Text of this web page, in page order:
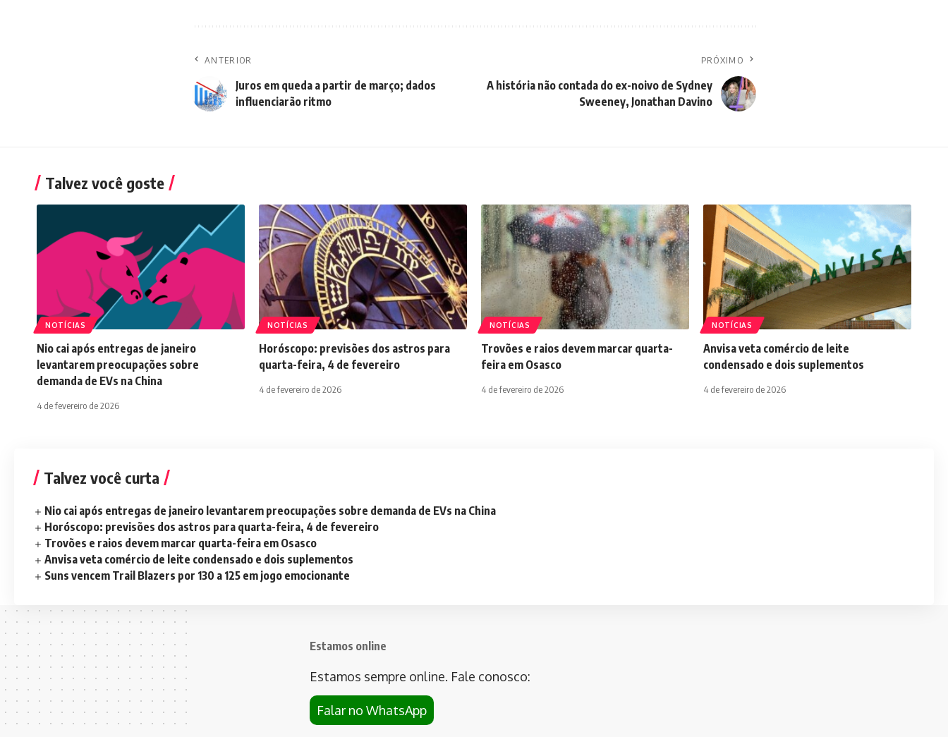
ANTERIOR
Juros em queda a partir de março; dados
influenciarão ritmo
PRÓXIMO
A história não contada do ex-noivo de Sydney
Sweeney, Jonathan Davino
Talvez você goste
NOTÍCIAS
Nio cai após entregas de janeiro
levantarem preocupações sobre
demanda de EVs na China
4 de fevereiro de 2026
NOTÍCIAS
Horóscopo: previsões dos astros para
quarta-feira, 4 de fevereiro
4 de fevereiro de 2026
NOTÍCIAS
Trovões e raios devem marcar quarta-
feira em Osasco
4 de fevereiro de 2026
NOTÍCIAS
Anvisa veta comércio de leite
condensado e dois suplementos
4 de fevereiro de 2026
Talvez você curta
Nio cai após entregas de janeiro levantarem preocupações sobre demanda de EVs na China
Horóscopo: previsões dos astros para quarta-feira, 4 de fevereiro
Trovões e raios devem marcar quarta-feira em Osasco
Anvisa veta comércio de leite condensado e dois suplementos
Suns vencem Trail Blazers por 130 a 125 em jogo emocionante
Estamos online
Estamos sempre online. Fale conosco:
Falar no WhatsApp